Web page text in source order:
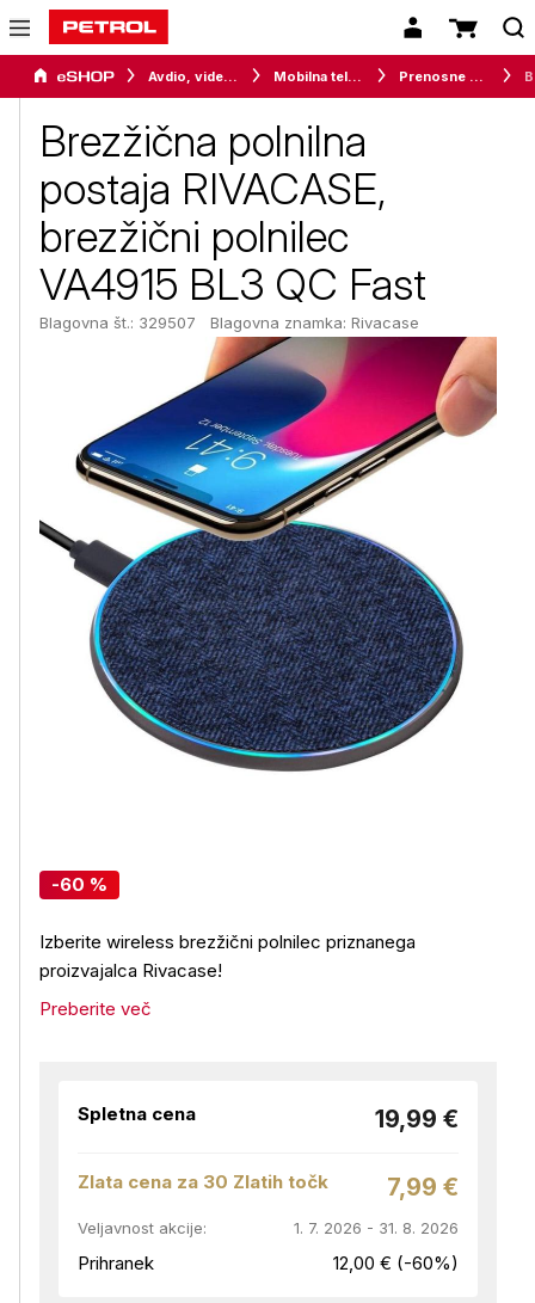
Avdio, video in telefonija Mobilna telefonija Prenosne baterije in (avto) polnilci
Brezžična polnilna
postaja RIVACASE,
brezžični polnilec
VA4915 BL3 QC Fast
Blagovna št.: 329507 Blagovna znamka: Rivacase
-60 %
Izberite wireless brezžični polnilec priznanega
proizvajalca Rivacase!
Preberite več
Spletna cena 19,99 €
Zlata cena za 30 Zlatih točk 7,99 €
Veljavnost akcije: 1. 7. 2026 - 31. 8. 2026
Prihranek 12,00 € (-60%)